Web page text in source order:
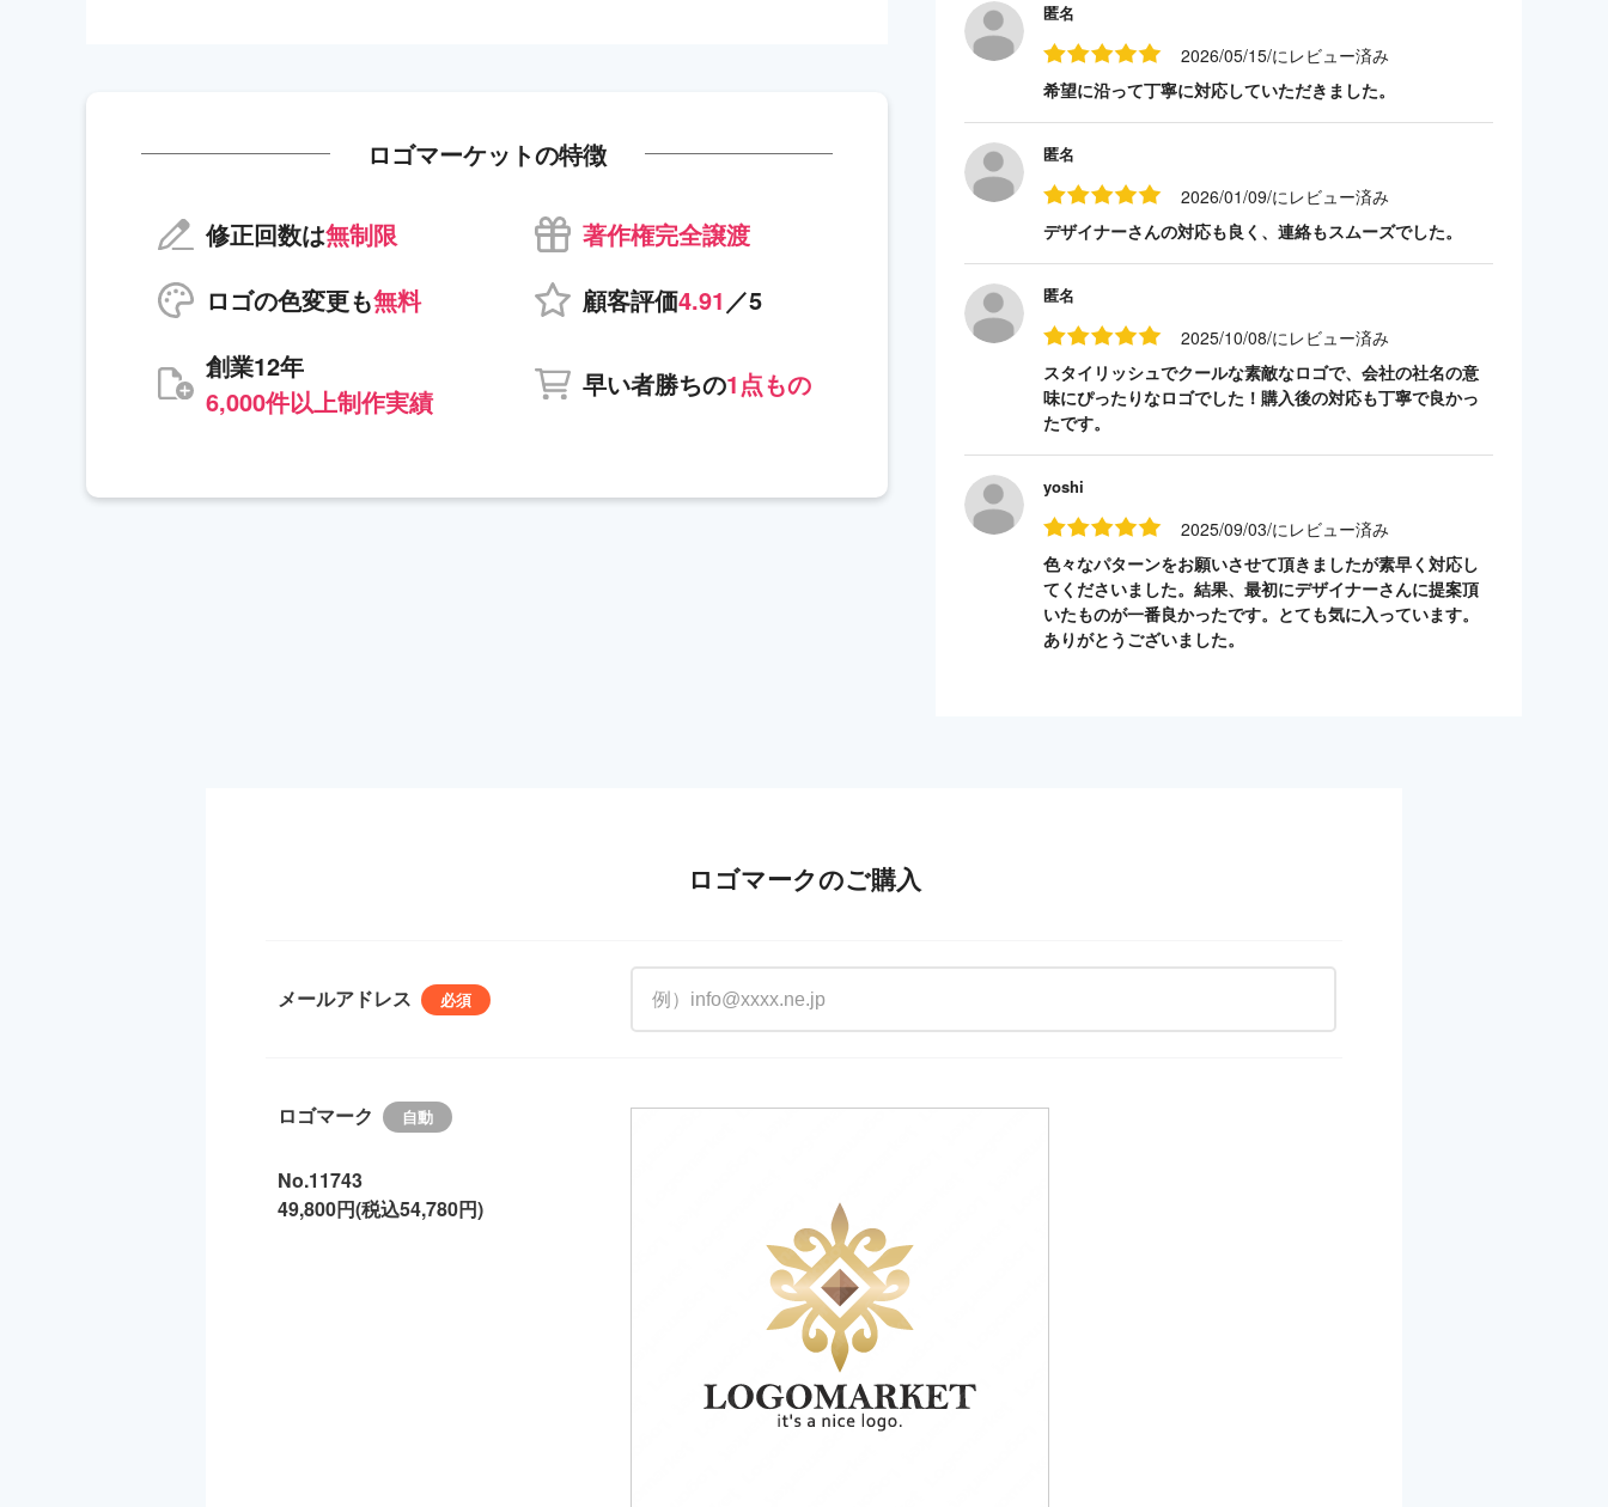
ロゴマーケットの特徴
修正回数は無制限
著作権完全譲渡
ロゴの色変更も無料 顧客評価4.91 ／5
創業12年
6,000件以上制作実績
早い者勝ちの1点もの
匿名
2026/05/15/にレビュー済み
希望に沿って丁寧に対応していただきました。
匿名
2026/01/09/にレビュー済み
デザイナーさんの対応も良く、連絡もスムーズでした。
匿名
2025/10/08/にレビュー済み
スタイリッシュでクールな素敵なロゴで、会社の社名の意
味にぴったりなロゴでした！購入後の対応も丁寧で良かっ
たです。
yoshi
2025/09/03/にレビュー済み
色々なパターンをお願いさせて頂きましたが素早く対応し
てくださいました。結果、最初にデザイナーさんに提案頂
いたものが一番良かったです。とても気に入っています。
ありがとうございました。
ロゴマークのご購入
メールアドレス
ロゴマーク
No.11743
49,800円(税込54,780円)